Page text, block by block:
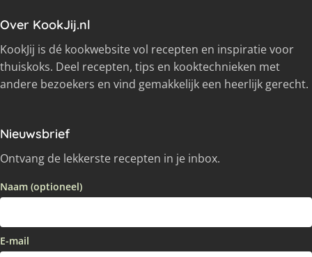
Over KookJij.nl
KookJij is dé kookwebsite vol recepten en inspiratie voor
thuiskoks. Deel recepten, tips en kooktechnieken met
andere bezoekers en vind gemakkelijk een heerlijk gerecht.
Nieuwsbrief
Ontvang de lekkerste recepten in je inbox.
Naam (optioneel)
E-mail